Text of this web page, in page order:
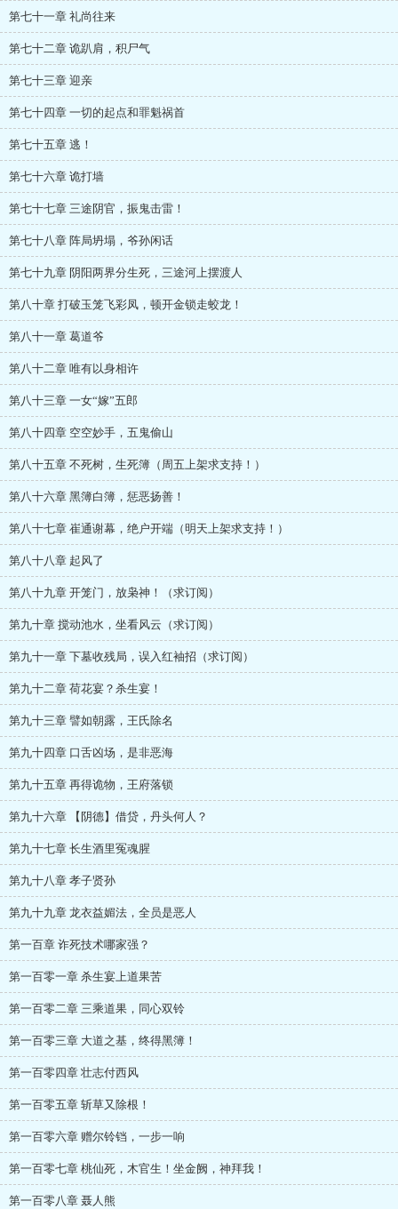
第七十一章 礼尚往来
第七十二章 诡趴肩，积尸气
第七十三章 迎亲
第七十四章 一切的起点和罪魁祸首
第七十五章 逃！
第七十六章 诡打墙
第七十七章 三途阴官，振鬼击雷！
第七十八章 阵局坍塌，爷孙闲话
第七十九章 阴阳两界分生死，三途河上摆渡人
第八十章 打破玉笼飞彩凤，顿开金锁走蛟龙！
第八十一章 葛道爷
第八十二章 唯有以身相许
第八十三章 一女“嫁”五郎
第八十四章 空空妙手，五鬼偷山
第八十五章 不死树，生死簿（周五上架求支持！）
第八十六章 黑簿白簿，惩恶扬善！
第八十七章 崔通谢幕，绝户开端（明天上架求支持！）
第八十八章 起风了
第八十九章 开笼门，放枭神！（求订阅）
第九十章 搅动池水，坐看风云（求订阅）
第九十一章 下墓收残局，误入红袖招（求订阅）
第九十二章 荷花宴？杀生宴！
第九十三章 譬如朝露，王氏除名
第九十四章 口舌凶场，是非恶海
第九十五章 再得诡物，王府落锁
第九十六章 【阴德】借贷，丹头何人？
第九十七章 长生酒里冤魂腥
第九十八章 孝子贤孙
第九十九章 龙衣益媚法，全员是恶人
第一百章 诈死技术哪家强？
第一百零一章 杀生宴上道果苦
第一百零二章 三乘道果，同心双铃
第一百零三章 大道之基，终得黑簿！
第一百零四章 壮志付西风
第一百零五章 斩草又除根！
第一百零六章 赠尔铃铛，一步一响
第一百零七章 桃仙死，木官生！坐金阙，神拜我！
第一百零八章 聂人熊